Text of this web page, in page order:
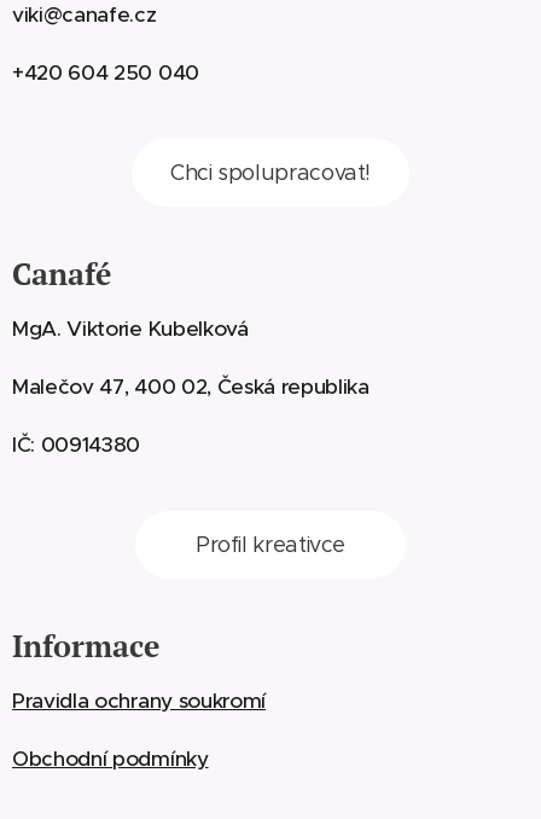
viki@canafe.cz
+420 604 250 040
Chci spolupracovat!
Canafé
MgA. Viktorie Kubelková
Malečov 47, 400 02, Česká republika
IČ: 00914380
Profil kreativce
Informace
Pravidla ochrany soukromí
Obchodní podmínky